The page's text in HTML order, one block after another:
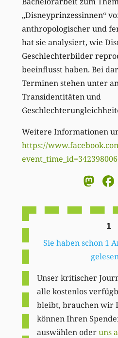
„Disneyprinzessinnen“
anthropologischer und
hat sie analysiert, wie
Geschlechterbilder
beeinflusst haben. Bei
Terminen stehen unter
Transidentitäten und
Weitere Informationen
https://
1
Sie haben schon 1
Unser kritischer
alle kostenlos
bleibt, brauchen wir
können Ihren
auswählen oderuns